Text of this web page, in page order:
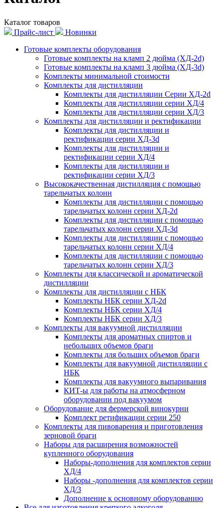
Каталог товаров
Прайс-лист
Новинки
Готовые комплекты оборудования
Готовые комплекты на кламп 2 дюйма (ХД-2d)
Готовые комплекты на кламп 3 дюйма (ХД-3d)
Комплекты минимальной стоимости
Комплекты для дистилляции
Комплекты для дистилляции Серии ХД-2d
Комплекты для дистилляции серии ХД/4
Комплекты для дистилляции серии ХД/3
Комплекты для дистилляции и ректификации
Комплекты для дистилляции и
ректификации серии ХД-3d
Комплекты для дистилляции и
ректификации серии ХД/4
Комплекты для дистилляции и
ректификации серии ХД/3
Высококачественная дистилляция с помощью
тарельчатых колонн
Комплекты для дистилляции с помощью
тарельчатых колонн серии ХД-2d
Комплекты для дистилляции с помощью
тарельчатых колонн серии ХД-3d
Комплекты для дистилляции с помощью
тарельчатых колонн серии ХД/4
Комплекты для дистилляции с помощью
тарельчатых колонн серии ХД/3
Комплекты для классической и ароматической
дистилляции
Комплекты для дистилляции с НБК
Комплекты НБК серии ХД-2d
Комплекты НБК серии ХД/4
Комплекты НБК серии ХД/3
Комплекты для вакуумной дистилляции
Комплекты для ароматных спиртов и
небольших объемов браги
Комплекты для больших объемов браги
Комплекты для вакуумной дистилляции с
НБК
Комплекты для вакуумного выпаривания
КИТ-ы для работы на атмосферном
оборудовании под вакуумом
Оборудование для фермерской винокурни
Комплект ретификации серии 250
Комплекты для пивоварения и приготовления
зерновой браги
Наборы для расширения возможностей
купленного оборудования
Наборы-дополнения для комплектов серии
ХД/4
Наборы -дополнения для комплектов серии
ХД/3
Дополнение к основному оборудованию